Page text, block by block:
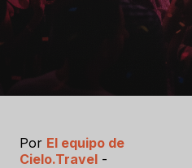
Por El equipo de
Cielo.Travel -